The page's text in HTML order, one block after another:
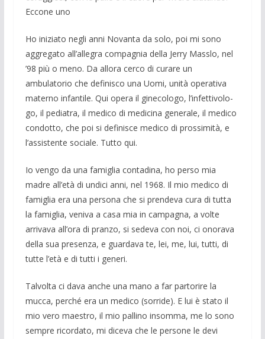
Eccone uno
Ho iniziato negli anni Novanta da solo, poi mi sono
aggregato all’allegra compagnia della Jerry Masslo, nel
’98 più o meno. Da allora cerco di curare un
ambulatorio che definisco una Uomi, unità operativa
materno infanti­le. Qui opera il ginecologo, l’infettivolo­
go, il pediatra, il medico di medicina generale, il medico
condotto, che poi si definisce medico di prossimità, e
l’assi­stente sociale. Tutto qui.
Io vengo da una famiglia contadina, ho perso mia
madre all’età di undici anni, nel 1968. Il mio medico di
famiglia era una persona che si prendeva cura di tutta
la fa­miglia, veniva a casa mia in campagna, a volte
arrivava all’ora di pranzo, si sedeva con noi, ci onorava
della sua presenza, e guardava te, lei, me, lui, tutti, di
tutte l’età e di tutti i generi.
Talvolta ci dava anche una mano a far partorire la
mucca, perché era un medico (sorride). E lui è stato il
mio vero mae­stro, il mio pallino insomma, me lo sono
sempre ricordato, mi diceva che le perso­ne le devi